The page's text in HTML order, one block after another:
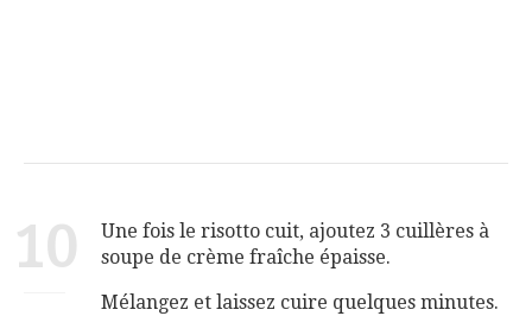
10
Une fois le risotto cuit, ajoutez 3 cuillères à
soupe de crème fraîche épaisse.
Mélangez et laissez cuire quelques minutes.